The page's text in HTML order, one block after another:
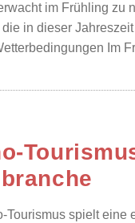
im Frühling zu
in dieser
Im
Tourismus spielt eine